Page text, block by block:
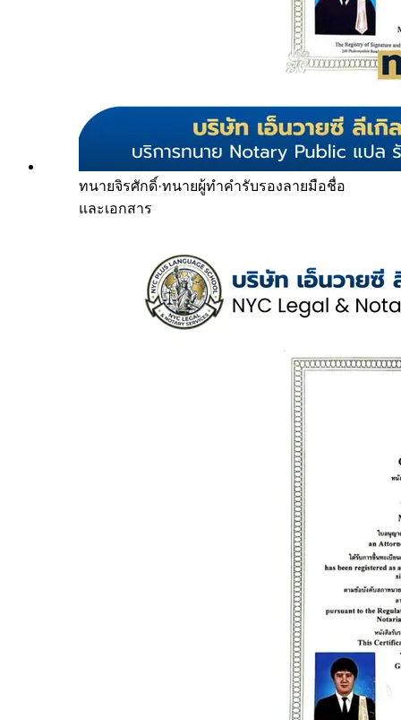
ทนายจิรศักดิ์·ทนายผู้ทำคำรับรองลายมือชื่อ
และเอกสาร